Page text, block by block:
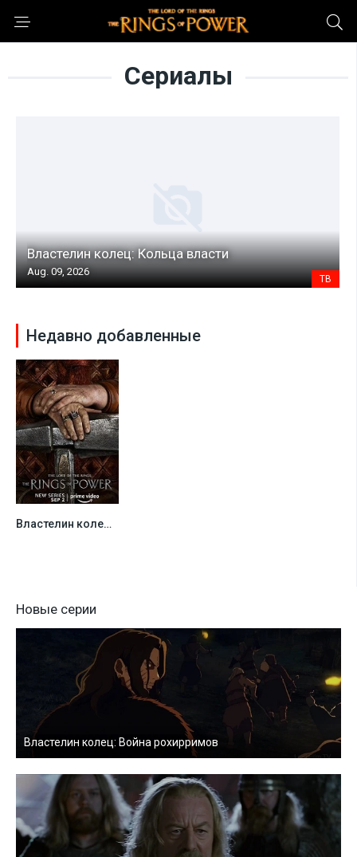
Сериалы
Властелин колец: Кольца власти
Aug. 09, 2026
ТВ
Недавно добавленные
0
Властелин колец: Кольца власти
Новые серии
Властелин колец: Война рохирримов